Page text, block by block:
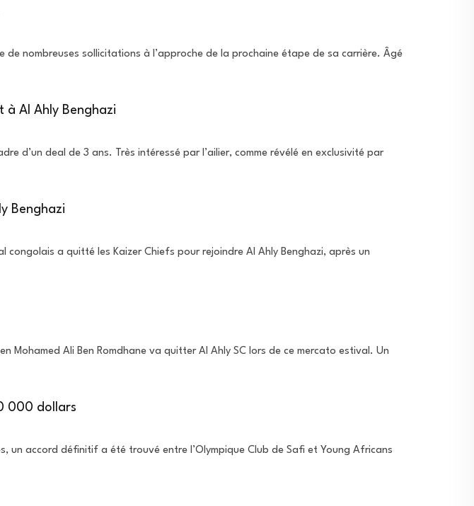
nombreuses sollicitations à l’approche de la prochaine étape de sa carrière. Âgé
à Al Ahly Benghazi
d’un deal de 3 ans. Très intéressé par l’ailier, comme révélé en exclusivité par
Benghazi
a quitté les Kaizer Chiefs pour rejoindre Al Ahly Benghazi, après un
Ali Ben Romdhane va quitter Al Ahly SC lors de ce mercato estival. Un
000 dollars
accord définitif a été trouvé entre l’Olympique Club de Safi et Young Africans